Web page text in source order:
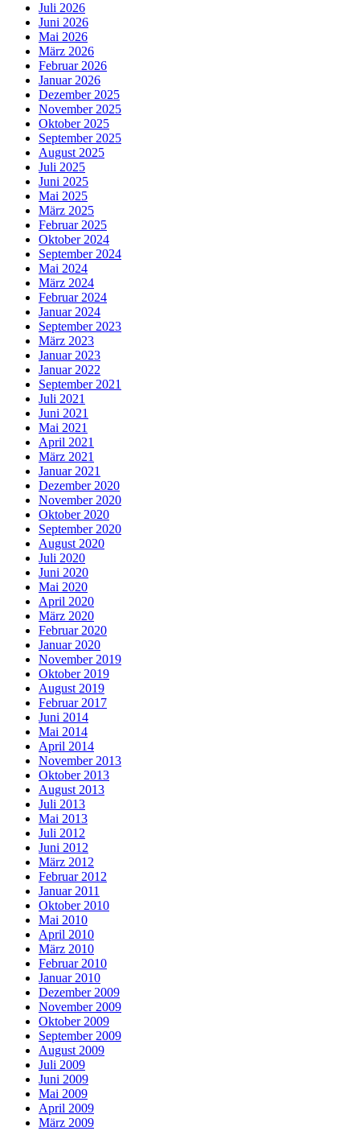
Juli 2026
Juni 2026
Mai 2026
März 2026
Februar 2026
Januar 2026
Dezember 2025
November 2025
Oktober 2025
September 2025
August 2025
Juli 2025
Juni 2025
Mai 2025
März 2025
Februar 2025
Oktober 2024
September 2024
Mai 2024
März 2024
Februar 2024
Januar 2024
September 2023
März 2023
Januar 2023
Januar 2022
September 2021
Juli 2021
Juni 2021
Mai 2021
April 2021
März 2021
Januar 2021
Dezember 2020
November 2020
Oktober 2020
September 2020
August 2020
Juli 2020
Juni 2020
Mai 2020
April 2020
März 2020
Februar 2020
Januar 2020
November 2019
Oktober 2019
August 2019
Februar 2017
Juni 2014
Mai 2014
April 2014
November 2013
Oktober 2013
August 2013
Juli 2013
Mai 2013
Juli 2012
Juni 2012
März 2012
Februar 2012
Januar 2011
Oktober 2010
Mai 2010
April 2010
März 2010
Februar 2010
Januar 2010
Dezember 2009
November 2009
Oktober 2009
September 2009
August 2009
Juli 2009
Juni 2009
Mai 2009
April 2009
März 2009